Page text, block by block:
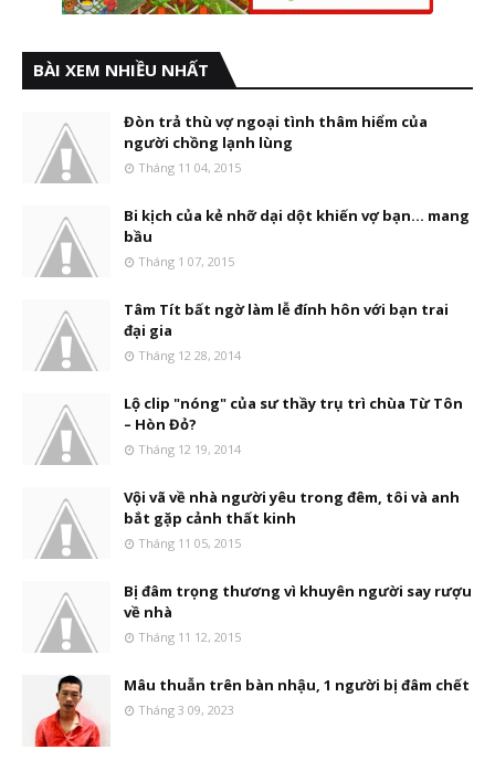
BÀI XEM NHIỀU NHẤT
Đòn trả thù vợ ngoại tình thâm hiểm của
người chồng lạnh lùng
Tháng 11 04, 2015
Bi kịch của kẻ nhỡ dại dột khiến vợ bạn... mang
bầu
Tháng 1 07, 2015
Tâm Tít bất ngờ làm lễ đính hôn với bạn trai
đại gia
Tháng 12 28, 2014
Lộ clip "nóng" của sư thầy trụ trì chùa Từ Tôn
– Hòn Đỏ?
Tháng 12 19, 2014
Vội vã về nhà người yêu trong đêm, tôi và anh
bắt gặp cảnh thất kinh
Tháng 11 05, 2015
Bị đâm trọng thương vì khuyên người say rượu
về nhà
Tháng 11 12, 2015
Mâu thuẫn trên bàn nhậu, 1 người bị đâm chết
Tháng 3 09, 2023